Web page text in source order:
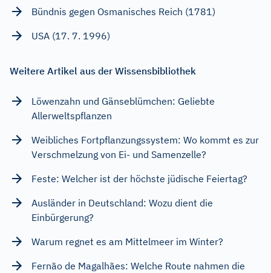
Bündnis gegen Osmanisches Reich (1781)
USA (17. 7. 1996)
Weitere Artikel aus der Wissensbibliothek
Löwenzahn und Gänseblümchen: Geliebte
Allerweltspflanzen
Weibliches Fortpflanzungssystem: Wo kommt es zur
Verschmelzung von Ei- und Samenzelle?
Feste: Welcher ist der höchste jüdische Feiertag?
Ausländer in Deutschland: Wozu dient die
Einbürgerung?
Warum regnet es am Mittelmeer im Winter?
Fernão de Magalhães: Welche Route nahmen die